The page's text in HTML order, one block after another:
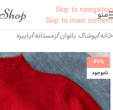
Skip to navigation
Skip to main content
منو
خانه/پوشاک بانوان/زمستانه/پاییزه
-47%
ناموجود